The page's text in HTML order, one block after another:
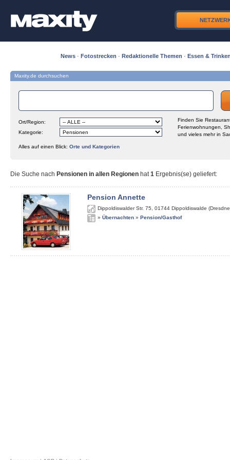
News · Fotostrecken · Redaktionelle Themen · Essen &
Maxity.de durchsuchen
Ort/Region:
Kategorie:
Finden Sie
Ferienwohnungen,
und vieles mehr in
Alles auf einen Blick: Orte und Kategorien
Die Suche nach Pensionen in allen Regionen hat1 Ergebnis(se) geliefert:
Pension Annette
Dippoldiswalder Str. 75 01744 Dippoldiswalde
» Übernachten » Pension/Gasthof